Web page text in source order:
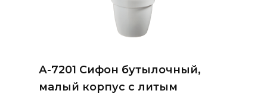
А-7201 Сифон бутылочный,
малый корпус с литым